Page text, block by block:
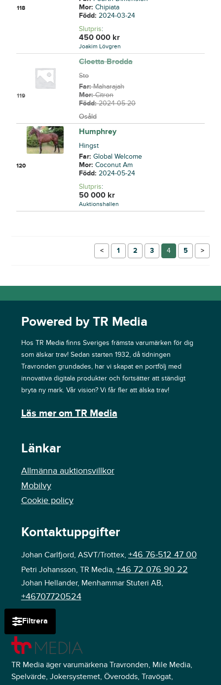
118
Mor:Chipiata
Född:2024-03-24
Slutpris:
450 000 kr
Joakim Lövgren
119
Cloetta Brodda
Sto
Far:Maharajah
Mor:Citron
Född:2024-05-20
Osåld
120
Humphrey
Hingst
Far:Global Welcome
Mor:Coconut Am
Född:2024-05-24
Slutpris:
50 000 kr
Auktionshallen
← 1 2 3 4 5 →
Filtrera
Powered by TR Media
Hos TR Media finns Sveriges främsta varumärken för dig
som älskar trav! Sedan starten 1932, då tidningen
Travronden grundades, har vi skapat en portfölj med
innovativa digitala produkter och fortsätter att ständigt
bryta ny mark. Vår vision? Vi får fler att älska trav!
Läs mer om TR Media
Länkar
Allmänna auktionsvillkor
Mobilvy
Cookie policy
Kontaktuppgifter
Johan Carlfjord, ASVT/Trottex, +46 76-512 47 00
Petri Johansson, TR Media, +46 72 076 90 22
Johan Hellander, Menhammar Stuteri AB,
+46707720524
TR Media äger varumärkena Travronden, Mile Media,
Spelvärde, Jokersystemet, Överodds, Travögat,